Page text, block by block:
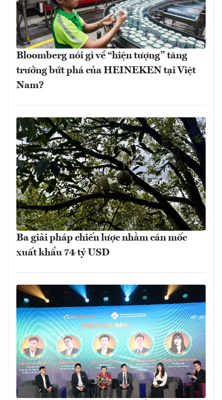
Bloomberg nói gì về “hiện tượng” tăng
trưởng bứt phá của HEINEKEN tại Việt
Nam?
Ba giải pháp chiến lược nhằm cán mốc
xuất khẩu 74 tỷ USD